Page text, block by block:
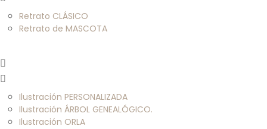
Retrato CLÁSICO
Retrato de MASCOTA
Ilustración PERSONALIZADA
Ilustración ÁRBOL GENEALÓGICO.
Ilustración ORLA